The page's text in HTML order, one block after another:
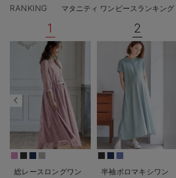
保育園・入園準備特集
ファルスカ
デロンギ
入院準備の持ち物チェック
RANKING マタニティ ワンピースランキング
1
総レースロングワン
2
半袖ポロマキシワン